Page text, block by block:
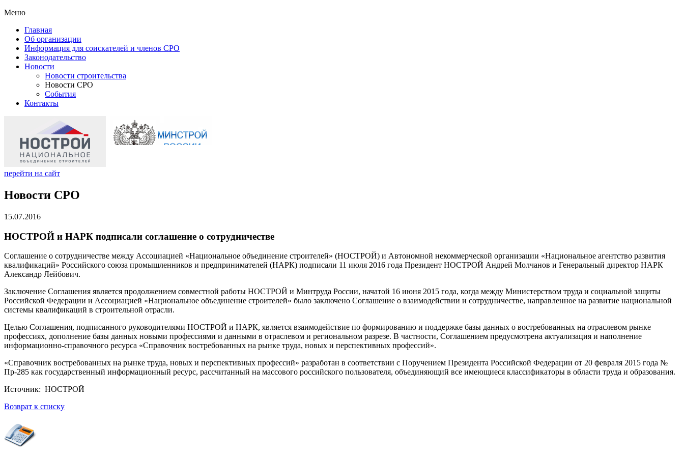
Меню
Главная
Об организации
Информация для соискателей и членов СРО
Законодательство
Новости
Новости строительства
Новости СРО
События
Контакты
перейти на сайт
Новости СРО
15.07.2016
НОСТРОЙ и НАРК подписали соглашение о сотрудничестве
Соглашение о сотрудничестве между Ассоциацией «Национальное объединение строителей» (НОСТРОЙ) и Автономной некоммерческой организации «Национальное агентство развития
квалификаций» Российского союза промышленников и предпринимателей (НАРК) подписали 11 июля 2016 года Президент НОСТРОЙ Андрей Молчанов и Генеральный директор НАРК
Александр Лейбович.
Заключение Соглашения является продолжением совместной работы НОСТРОЙ и Минтруда России, начатой 16 июня 2015 года, когда между Министерством труда и социальной защиты
Российской Федерации и Ассоциацией «Национальное объединение строителей» было заключено Соглашение о взаимодействии и сотрудничестве, направленное на развитие национальной
системы квалификаций в строительной отрасли.
Целью Соглашения, подписанного руководителями НОСТРОЙ и НАРК, является взаимодействие по формированию и поддержке базы данных о востребованных на отраслевом рынке
профессиях, дополнение базы данных новыми профессиями и данными в отраслевом и региональном разрезе. В частности, Соглашением предусмотрена актуализация и наполнение
информационно-справочного ресурса «Справочник востребованных на рынке труда, новых и перспективных профессий».
«Справочник востребованных на рынке труда, новых и перспективных профессий» разработан в соответствии с Поручением Президента Российской Федерации от 20 февраля 2015 года №
Пр-285 как государственный информационный ресурс, рассчитанный на массового российского пользователя, объединяющий все имеющиеся классификаторы в области труда и образования.
Источник: НОСТРОЙ
Возврат к списку